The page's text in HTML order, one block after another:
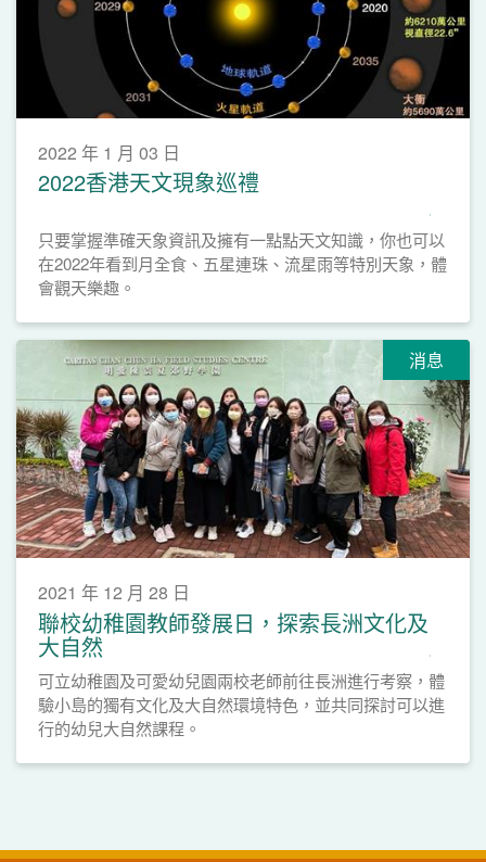
2022 年 1 月 03 日
2022香港天文現象巡禮
只要掌握準確天象資訊及擁有一點點天文知識，你也可以
在2022年看到月全食、五星連珠、流星雨等特別天象，體
會觀天樂趣。
消息
2021 年 12 月 28 日
聯校幼稚園教師發展日，探索長洲文化及
大自然
可立幼稚園及可愛幼兒園兩校老師前往長洲進行考察，體
驗小島的獨有文化及大自然環境特色，並共同探討可以進
行的幼兒大自然課程。